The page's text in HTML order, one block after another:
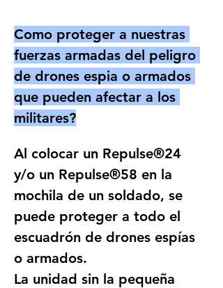
Como proteger a nuestras
fuerzas armadas del peligro
de drones espia o armados
que pueden afectar a los
militares?
Al colocar un Repulse®24
y/o un Repulse®58 en la
mochila de un soldado, se
puede proteger a todo el
escuadrón de drones espías
o armados.
La unidad sin la pequeña